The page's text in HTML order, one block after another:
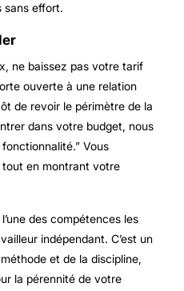
sans effort.
ne baissez pas votre tarif
ouverte à une relation
de revoir le périmètre de la
dans votre budget, nous
Vous
en montrant votre
des compétences les
indépendant. C’est un
et de la discipline,
la pérennité de votre